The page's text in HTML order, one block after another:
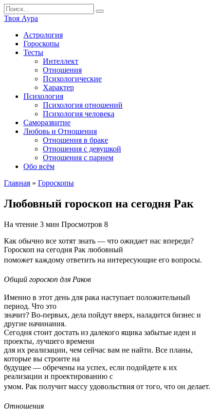
Перейти
к
содержанию
Search
for:
Твоя Аура
Астрология
Гороскопы
Тесты
Интеллект
Отношения
Психологические
Характер
Психология
Психология отношений
Психология человека
Саморазвитие
Любовь и Отношения
Отношения в браке
Отношения с девушкой
Отношения с парнем
Обо всём
Главная » Гороскопы
Любовный гороскоп на сегодня Рак
На чтение 3 мин Просмотров 8
Как обычно все хотят знать — что ожидает нас впереди?
Гороскоп на сегодня Рак любовный
поможет каждому ответить на интересующие его вопросы.
Общий гороскоп для Раков
Именно в этот день для рака наступает положительный
период. Что это
значит? Во-первых, дела пойдут вверх, наладится бизнес и
другие начинания.
Сегодня стоит достать из далекого ящика забытые идеи и
проекты, лучшего времени
для их реализации, чем сейчас вам не найти. Все планы,
которые вы строите на
будущее — обречены на успех, если подойдете к их
реализации и проектированию с
умом. Рак получит массу удовольствия от того, что он делает.
Отношения